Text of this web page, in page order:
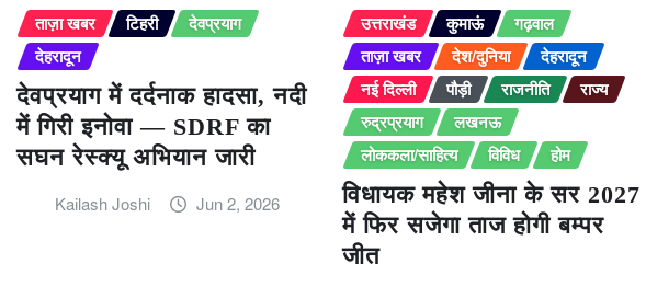
ताज़ा खबर टिहरी
देवप्रयाग
देहरादून
देवप्रयाग में दर्दनाक हादसा, नदी
में गिरी इनोवा — SDRF का
सघन रेस्क्यू अभियान जारी
Kailash Joshi Jun 2, 2026
उत्तराखंड कुमाऊं
गढ़वाल
ताज़ा खबर
देश/दुनिया
देहरादून
नई दिल्ली
पौड़ी राजनीति
राज्य
रुद्रप्रयाग
लखनऊ
लोककला/साहित्य
विविध होम
विधायक महेश जीना के सर 2027
में फिर सजेगा ताज होगी बम्पर
जीत